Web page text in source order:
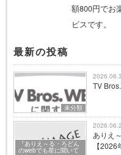
額800円でお
ビスです。
最新の投稿
未分類
TV
『ありえ～る・ろどん
のwebでも星に聞いて
ありえ
【2026